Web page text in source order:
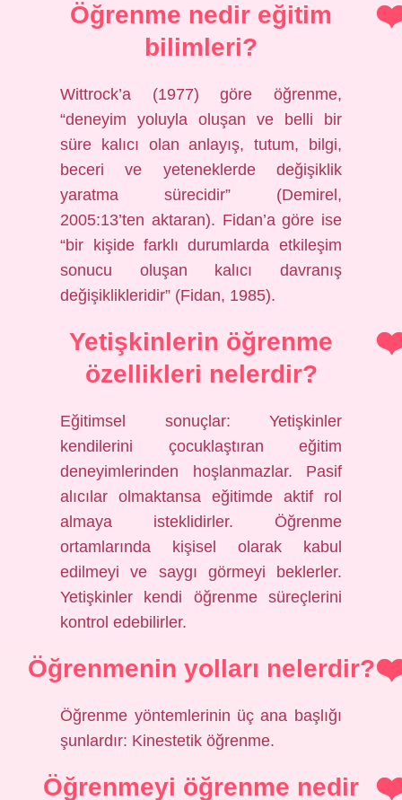
Öğrenme nedir eğitim
bilimleri?
Wittrock’a (1977) göre öğrenme,
“deneyim yoluyla oluşan ve belli bir
süre kalıcı olan anlayış, tutum, bilgi,
beceri ve yeteneklerde değişiklik
yaratma sürecidir” (Demirel,
2005:13’ten aktaran). Fidan’a göre ise
“bir kişide farklı durumlarda etkileşim
sonucu oluşan kalıcı davranış
değişiklikleridir” (Fidan, 1985).
Yetişkinlerin öğrenme
özellikleri nelerdir?
Eğitimsel sonuçlar: Yetişkinler
kendilerini çocuklaştıran eğitim
deneyimlerinden hoşlanmazlar. Pasif
alıcılar olmaktansa eğitimde aktif rol
almaya isteklidirler. Öğrenme
ortamlarında kişisel olarak kabul
edilmeyi ve saygı görmeyi beklerler.
Yetişkinler kendi öğrenme süreçlerini
kontrol edebilirler.
Öğrenmenin yolları nelerdir?
Öğrenme yöntemlerinin üç ana başlığı
şunlardır: Kinestetik öğrenme.
Öğrenmeyi öğrenme nedir